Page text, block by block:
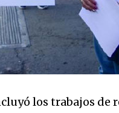
los trabajos de